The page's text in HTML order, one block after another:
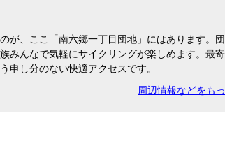
が、ここ「南六郷一丁目団地」にはあります。
んなで気軽にサイクリングが楽しめます。最寄
申し分のない快適アクセスです。
周辺情報などをも